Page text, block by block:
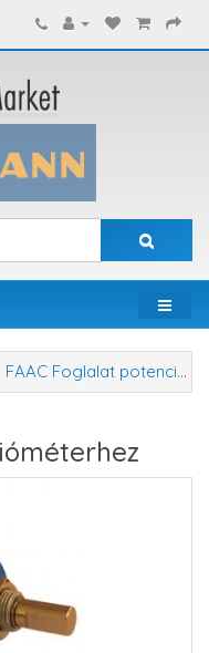
FAAC Foglalat potencióméterhez